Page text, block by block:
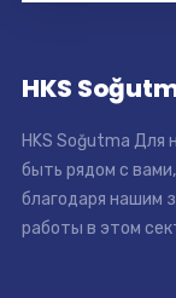
HKS
HKS Soğutma Для
быть рядом с
благодаря нашим
работы в этом